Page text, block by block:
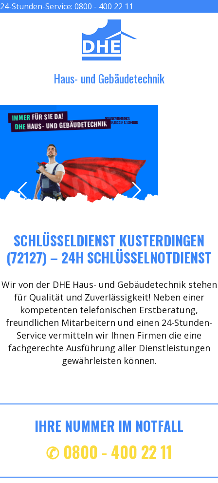
24-Stunden-Service: 0800 - 400 22 11
Haus- und Gebäudetechnik
IMMERFÜR SIE DA!
DHEHAUS- UND GEBÄUDETECHNIK
DER HANDWERKER ENGEL
GRÖßER, BESSER & SCHNELLER
SCHLÜSSELDIENST KUSTERDINGEN
(72127) – 24H SCHLÜSSELNOTDIENST
Wir von der DHE Haus- und Gebäudetechnik stehen
für Qualität und Zuverlässigkeit! Neben einer
kompetenten telefonischen Erstberatung,
freundlichen Mitarbeitern und einen 24-Stunden-
Service vermitteln wir Ihnen Firmen die eine
fachgerechte Ausführung aller Dienstleistungen
gewährleisten können.
IHRE NUMMER IM NOTFALL
✆ 0800 - 400 22 11